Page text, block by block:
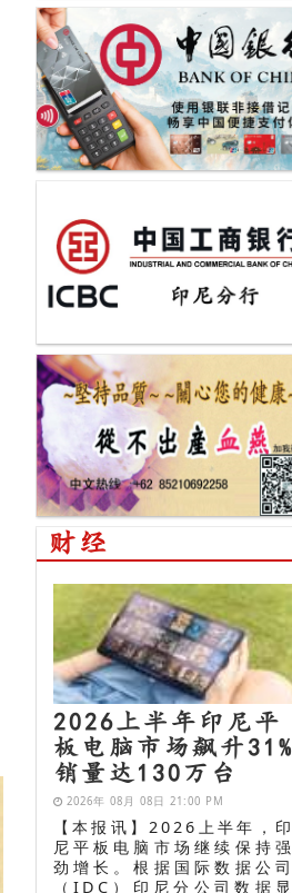
财经
2026上半年印尼平
板电脑市场飙升31%
销量达130万台
2026年 08月 08日 21:00 PM
【本报讯】2026上半年，印
尼平板电脑市场继续保持强
劲增长。根据国际数据公司
（IDC）印尼分公司数据显